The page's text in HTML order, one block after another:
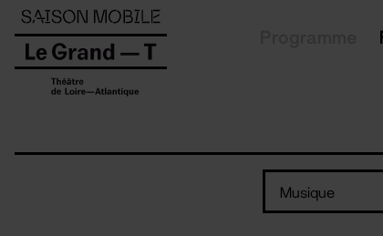
Musique
Panneau de gestion des cookies